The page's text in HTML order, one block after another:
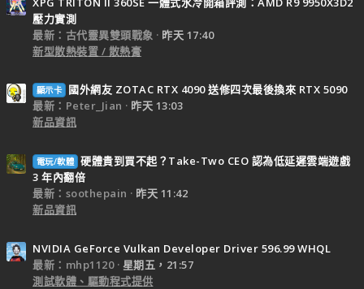
壓力實測
最新：古代靈異雙頭戰象
昨天 17:40
新型散熱裝置 / 散熱膏
顯示卡
國外網友 ZOTAC RTX 4090 送修四次最後換來 RTX 5090
最新：Peter_Jian
昨天 13:03
新品資訊
電玩/軟體 硬體貴到買不起？Take-Two CEO 認為低延遲雲端遊戲
3 年內翻倍
最新：soothepain
昨天 11:42
新品資訊
NVIDIA GeForce Vulkan Developer Driver 596.99 WHQL
最新：mhp1120
星期五，21:57
測試軟體、驅動程式提供